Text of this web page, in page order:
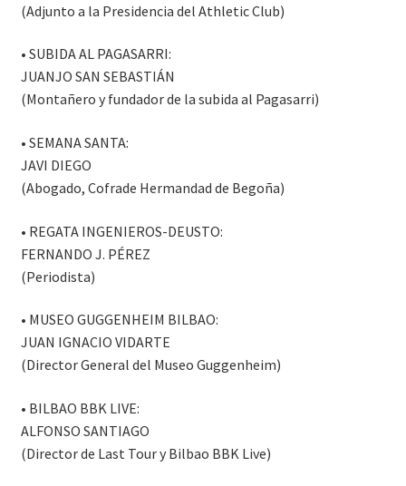
(Adjunto a la Presidencia del Athletic Club)
• SUBIDA AL PAGASARRI:
JUANJO SAN SEBASTIÁN
(Montañero y fundador de la subida al Pagasarri)
• SEMANA SANTA:
JAVI DIEGO
(Abogado, Cofrade Hermandad de Begoña)
• REGATA INGENIEROS-DEUSTO:
FERNANDO J. PÉREZ
(Periodista)
• MUSEO GUGGENHEIM BILBAO:
JUAN IGNACIO VIDARTE
(Director General del Museo Guggenheim)
• BILBAO BBK LIVE:
ALFONSO SANTIAGO
(Director de Last Tour y Bilbao BBK Live)